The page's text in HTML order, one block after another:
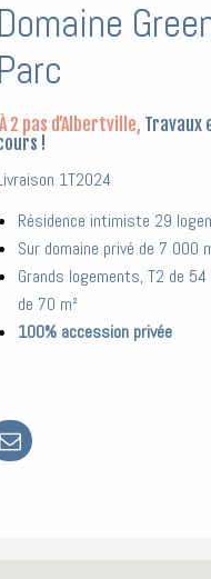
Domaine
Parc
À 2 pas d’Albertville, Travaux
!
1T2024
Résidence intimiste 29
Sur domaine privé de 7 000
Grands logements, T2 de 54
de 70 m²
100% accession privée